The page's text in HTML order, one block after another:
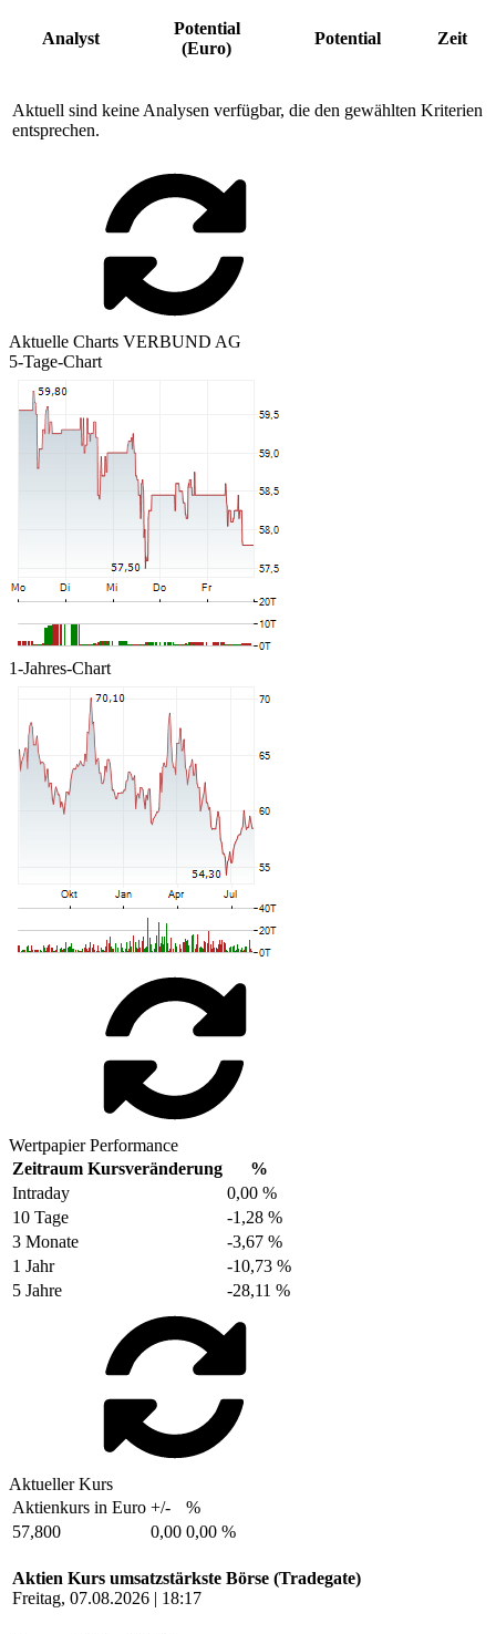
Analyst
Potential
(Euro)
Potential Zeit
Aktuell sind keine Analysen verfügbar, die den gewählten Kriterien
entsprechen.
Aktuelle Charts VERBUND AG
5-Tage-Chart
1-Jahres-Chart
Wertpapier Performance
Zeitraum Kursveränderung
%
Intraday
0,00 %
10 Tage
-1,28 %
3 Monate
-3,67 %
1 Jahr
-10,73 %
5 Jahre
-28,11 %
Aktueller Kurs
Aktienkurs in Euro +/-
%
57,800
0,00 0,00 %
Aktien Kurs umsatzstärkste Börse (Tradegate)
Freitag, 07.08.2026 | 18:17